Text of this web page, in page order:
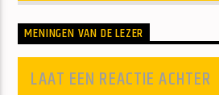
MENINGEN VAN DE LEZER
LAAT EEN REACTIE ACHTER